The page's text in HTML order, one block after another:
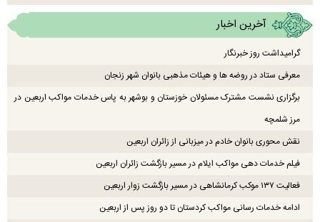
آخرین اخبار
گرامیداشت روز خبرنگار
معرفی ستاد در روضه ها و هیئات مذهبی بانوان شهر زنجان
برگزاری نشست مشترک مسئولان خوزستان و بوشهر به پاس خدمات مواکب اربعین در
مرز شلمچه
نقش محوری بانوان خادم در میزبانی از زائران اربعین
فیلم خدمات دهی مواکب ایلام در مسیر بازگشت زائران اربعین
فعالیت ۱۳۷ موکب کرمانشاهی در مسیر بازگشت زوار اربعین
ادامه خدمات رسانی مواکب کردستان تا دو روز پس از اربعین